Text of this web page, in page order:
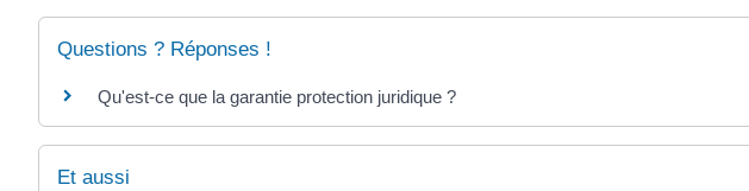
Questions ? Réponses !
Qu'est-ce que la garantie protection juridique ?
Et aussi